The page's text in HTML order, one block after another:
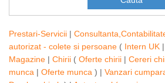
Prestari-Servicii |
autorizat - colete si persoane ( Intern UK |
Magazine | Chirii ( Oferte chirii | Cereri
munca | Oferte munca ) | Vanzari